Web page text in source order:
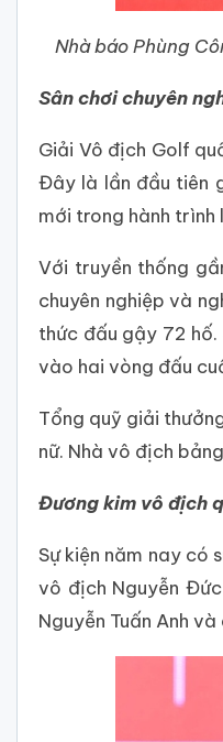
Nhà báo Phùng
Sân chơi chuyên
Giải Vô địch Golf
Đây là lần đầu tiên
mới trong hành
Với truyền thống
chuyên nghiệp và
thức đấu gậy 72
vào hai vòng đấu
Tổng quỹ giải
nữ. Nhà vô địch
Đương kim vô địch
Sự kiện năm nay có
vô địch Nguyễn
Nguyễn Tuấn Anh